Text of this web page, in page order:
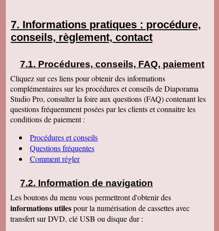
Informations pratiques : procédure,
conseils, règlement, contact
Procédures, conseils, FAQ, paiement
Cliquez sur ces liens pour obtenir des informations
complémentaires sur les procédures et conseils de Diaporama
Studio Pro, consulter la foire aux questions (FAQ) contenant les
questions fréquemment posées par les clients et connaitre les
conditions de paiement :
Procédures et conseils
Questions fréquentes
Comment régler
Information de navigation
Les boutons du menu vous permettront d'obtenir des
informations utilespour la numérisation de cassettes avec
transfert sur DVD, clé USB ou disque dur :